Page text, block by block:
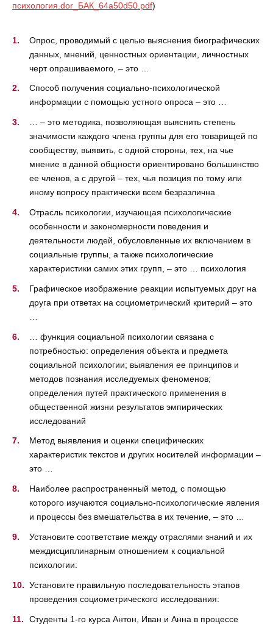
психология.dor_БАК_64a50d50.pdf)
Опрос, проводимый с целью выяснения биографических
данных, мнений, ценностных ориентации, личностных
черт опрашиваемого, – это …
Способ получения социально-психологической
информации с помощью устного опроса – это …
… – это методика, позволяющая выяснить степень
значимости каждого члена группы для его товарищей по
сообществу, выявить, с одной стороны, тех, на чье
мнение в данной общности ориентировано большинство
ее членов, а с другой – тех, чья позиция по тому или
иному вопросу практически всем безразлична
Отрасль психологии, изучающая психологические
особенности и закономерности поведения и
деятельности людей, обусловленные их включением в
социальные группы, а также психологические
характеристики самих этих групп, – это … психология
Графическое изображение реакции испытуемых друг на
друга при ответах на социометрический критерий – это
… функция социальной психологии связана с
потребностью: определения объекта и предмета
социальной психологии; выявления ее принципов и
методов познания исследуемых феноменов;
определения путей практического применения в
общественной жизни результатов эмпирических
исследований
Метод выявления и оценки специфических
характеристик текстов и других носителей информации –
это …
Наиболее распространенный метод, с помощью
которого изучаются социально-психологические явления
и процессы без вмешательства в их течение, – это …
Установите соответствие между отраслями знаний и их
междисциплинарным отношением к социальной
психологии:
Установите правильную последовательность этапов
проведения социометрического исследования:
Студенты 1-го курса Антон, Иван и Анна в процессе